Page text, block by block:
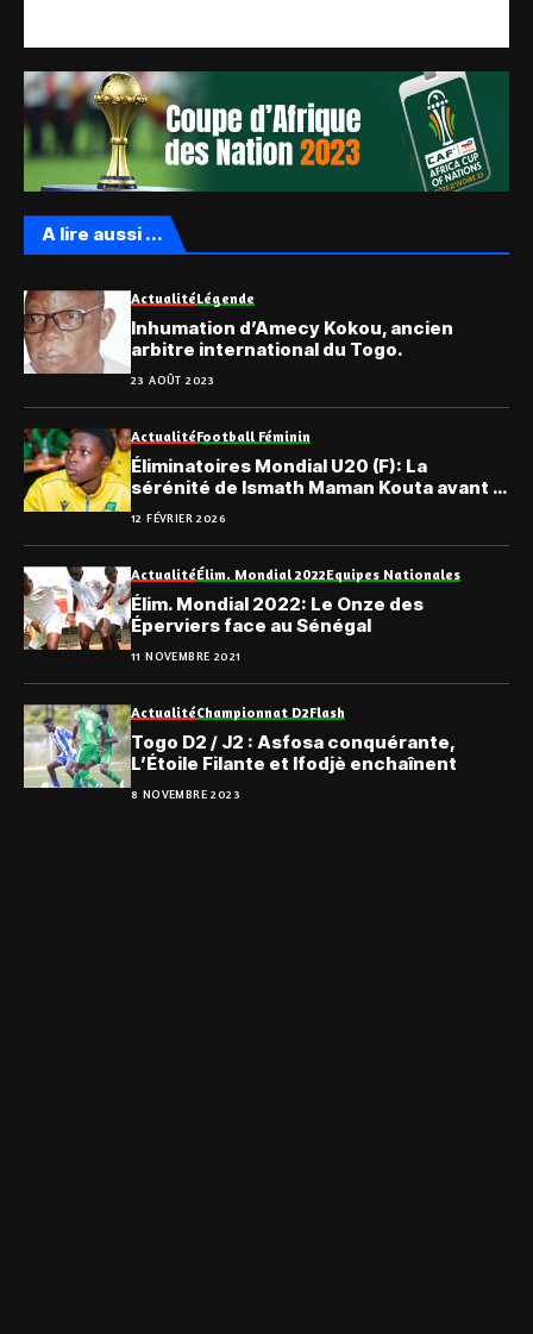
A lire aussi ...
ActualitéLégende
Inhumation d’Amecy Kokou, ancien
arbitre international du Togo.
23 AOÛT 2023
ActualitéFootball Féminin
Éliminatoires Mondial U20 (F): La
sérénité de Ismath Maman Kouta avant le
retour face à l’Égypte
12 FÉVRIER 2026
ActualitéÉlim. Mondial 2022Equipes Nationales
Élim. Mondial 2022: Le Onze des
Éperviers face au Sénégal
11 NOVEMBRE 2021
ActualitéChampionnat D2Flash
Togo D2 / J2 : Asfosa conquérante,
L’Étoile Filante et Ifodjè enchaînent
8 NOVEMBRE 2023